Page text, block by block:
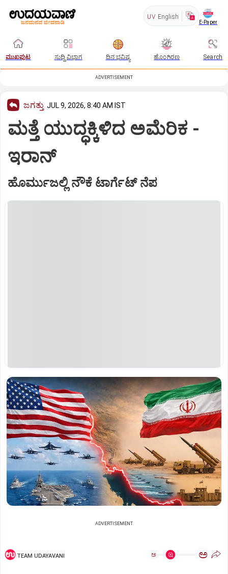
UV English
E-Paper
ಮುಖಪುಟ ಸುದ್ದಿ ವಿಭಾಗ ದಿನ ಭವಿಷ್ಯ ಹೊಂಗಿರಣ Search
ADVERTISEMENT
ಜಗತ್ತು JUL 9, 2026, 8:40 AM IST
ಮತ್ತೆ ಯುದ್ಧಕ್ಕಿಳಿದ ಅಮೆರಿಕ -
ಇರಾನ್
ಹೊರ್ಮುಜಲ್ಲಿ ನೌಕೆ ಟಾರ್ಗೆಟ್‌ ನೆಪ
ADVERTISEMENT
TEAM UDAYAVANI ಅ ಅ